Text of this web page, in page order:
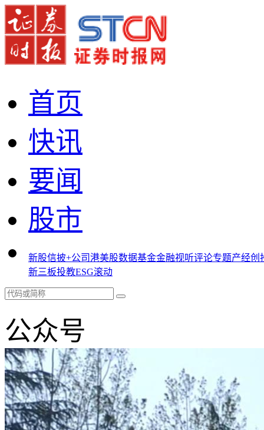
首页
快讯
要闻
股市
新股信披+公司港美股数据基金金融视听评论专题产经创
新三板投教ESG滚动
公众号